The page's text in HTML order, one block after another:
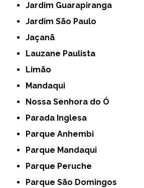
Jardim Guarapiranga
Jardim São Paulo
Jaçanã
Lauzane Paulista
Limão
Mandaqui
Nossa Senhora do Ó
Parada Inglesa
Parque Anhembi
Parque Mandaqui
Parque Peruche
Parque São Domingos